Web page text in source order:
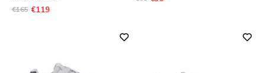
€165 €119